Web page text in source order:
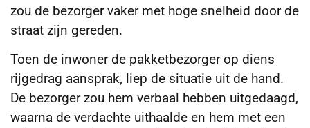
zou de bezorger vaker met hoge snelheid door de
straat zijn gereden.
Toen de inwoner de pakketbezorger op diens
rijgedrag aansprak, liep de situatie uit de hand.
De bezorger zou hem verbaal hebben uitgedaagd,
waarna de verdachte uithaalde en hem met een